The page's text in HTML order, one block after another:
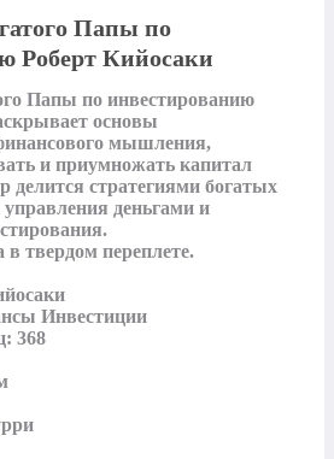
Папы по
Роберт Кийосаки
Папы по инвестированию
основы
мышления,
и приумножать капитал
делится стратегиями богатых
деньгами и
в твердом переплете.
Инвестиции
368